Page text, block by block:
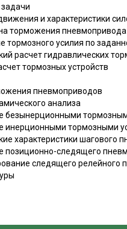
и характеристики
торможения пневмопривода
тормозного усилия по
расчет гидравлических
тормозных устройств
пневмоприводов
анализа
безынерционными
инерционными тормозными
характеристики шагового
позиционно-следящего
следящего